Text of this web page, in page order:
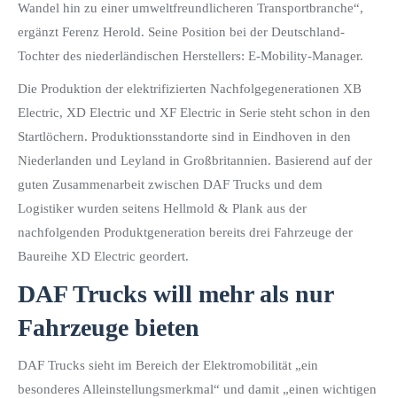
Wandel hin zu einer umweltfreundlicheren Transportbranche“,
ergänzt Ferenz Herold. Seine Position bei der Deutschland-
Tochter des niederländischen Herstellers: E-Mobility-Manager.
Die Produktion der elektrifizierten Nachfolgegenerationen XB
Electric, XD Electric und XF Electric in Serie steht schon in den
Startlöchern. Produktionsstandorte sind in Eindhoven in den
Niederlanden und Leyland in Großbritannien. Basierend auf der
guten Zusammenarbeit zwischen DAF Trucks und dem
Logistiker wurden seitens Hellmold & Plank aus der
nachfolgenden Produktgeneration bereits drei Fahrzeuge der
Baureihe XD Electric geordert.
DAF Trucks will mehr als nur
Fahrzeuge bieten
DAF Trucks sieht im Bereich der Elektromobilität „ein
besonderes Alleinstellungsmerkmal“ und damit „einen wichtigen